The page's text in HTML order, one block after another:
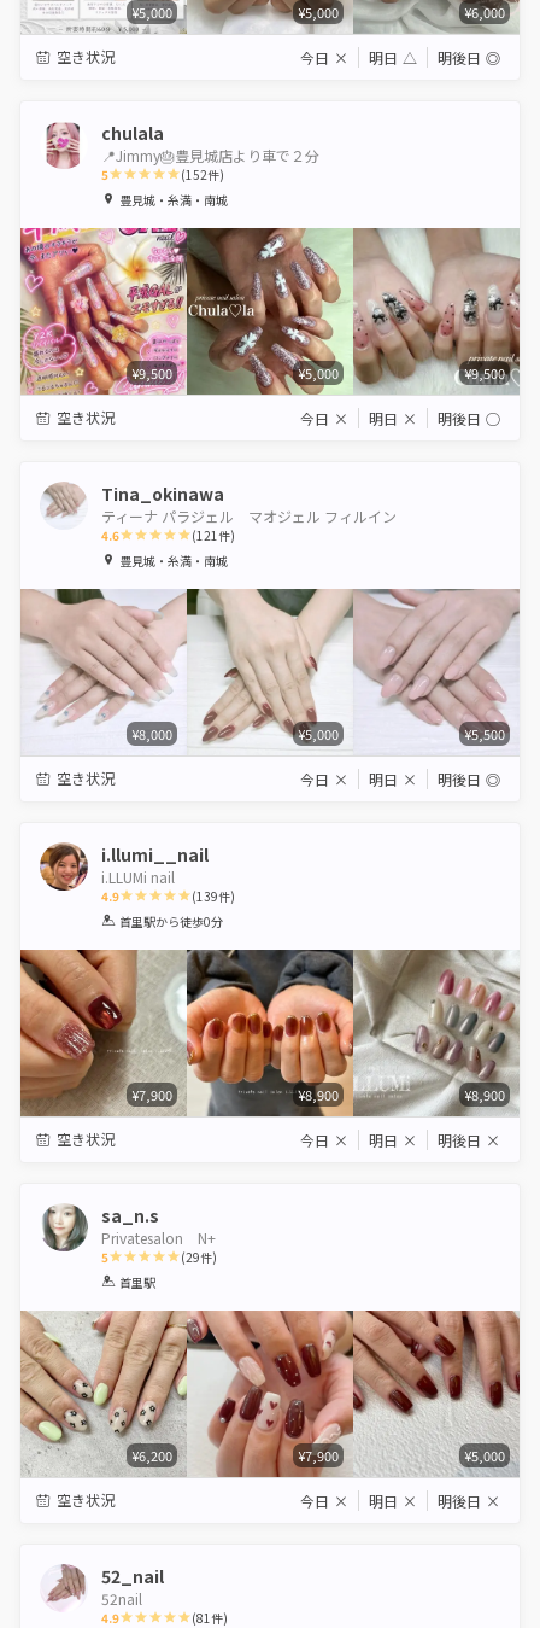
¥5,000 ¥5,000 ¥6,000
空き状況 今日 × 明日 △ 明後日 ◎
chulala
📍Jimmy🎂豊見城店より車で２分
5
1 2 3 4 5
(152件)
豊見城・糸満・南城
¥9,500 ¥5,000 ¥9,500
空き状況 今日 × 明日 × 明後日 ◯
Tina_okinawa
ティーナ パラジェル マオジェル フィルイン
4.6
1 2 3 4 5
(121件)
豊見城・糸満・南城
¥8,000 ¥5,000 ¥5,500
空き状況 今日 × 明日 × 明後日 ◎
i.llumi__nail
i.LLUMi nail
4.9
1 2 3 4 5
(139件)
首里駅から徒歩0分
¥7,900 ¥8,900 ¥8,900
空き状況 今日 × 明日 × 明後日 ×
sa_n.s
Privatesalon N+
5
1 2 3 4
(29件)
首里駅
¥6,200 ¥7,900 ¥5,000
空き状況 今日 × 明日 × 明後日 ×
52_nail
52nail
4.9 (81件)